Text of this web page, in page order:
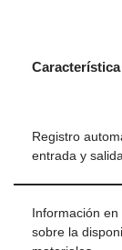
Característica
Registro
entrada y
Información
sobre la